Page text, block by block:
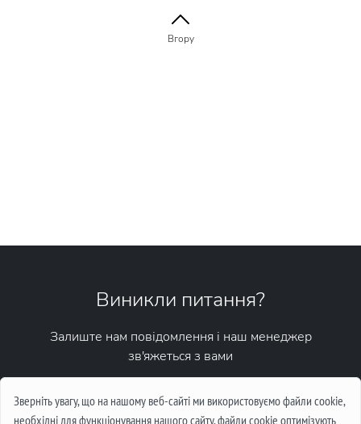
Зверніть увагу, що на нашому веб-сайті ми використовуємо файли cookie,
необхідні для функціонування нашого сайту, файли cookie оптимізують
Вгору
Виникли питання?
Залиште нам повідомлення і наш менеджер
зв'яжеться з вами
Написати повідомлення